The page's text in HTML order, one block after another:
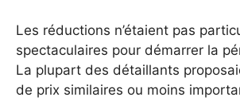
Les réductions n’étaient pas
spectaculaires pour démarrer la
La plupart des détaillants
de prix similaires ou moins